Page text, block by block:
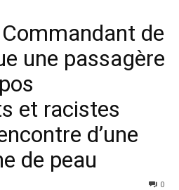
de
une passagère
et racistes
d’une
de peau
0